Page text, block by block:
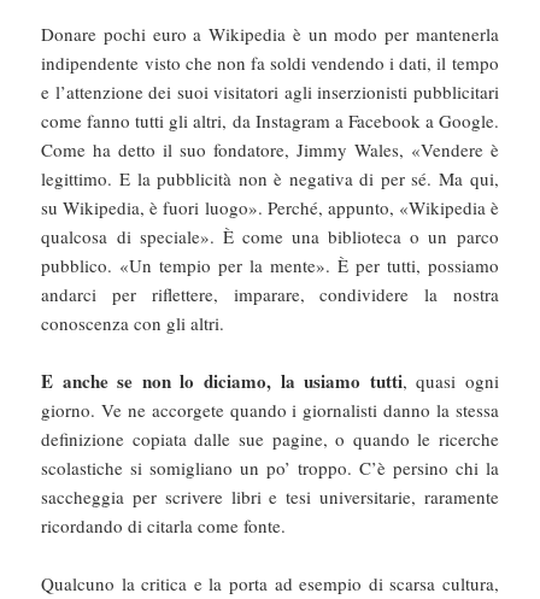
Donare pochi euro a Wikipedia è un modo per mantenerla
indipendente visto che non fa soldi vendendo i dati, il tempo
e l’attenzione dei suoi visitatori agli inserzionisti pubblicitari
come fanno tutti gli altri, da Instagram a Facebook a Google.
Come ha detto il suo fondatore, Jimmy Wales, «Vendere è
legittimo. E la pubblicità non è negativa di per sé. Ma qui,
su Wikipedia, è fuori luogo». Perché, appunto, «Wikipedia è
qualcosa di speciale». È come una biblioteca o un parco
pubblico. «Un tempio per la mente». È per tutti, possiamo
andarci per riflettere, imparare, condividere la nostra
conoscenza con gli altri.
E anche se non lo diciamo, la usiamo tutti, quasi ogni
giorno. Ve ne accorgete quando i giornalisti danno la stessa
definizione copiata dalle sue pagine, o quando le ricerche
scolastiche si somigliano un po’ troppo. C’è persino chi la
saccheggia per scrivere libri e tesi universitarie, raramente
ricordando di citarla come fonte.
Qualcuno la critica e la porta ad esempio di scarsa cultura,